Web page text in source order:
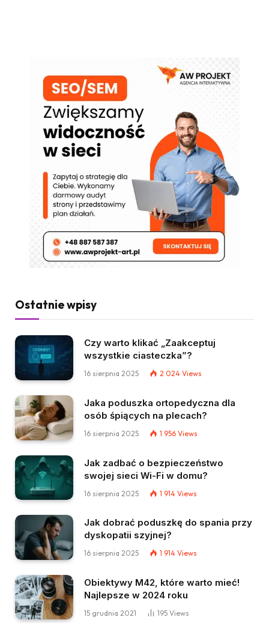
Ostatnie wpisy
Czy warto klikać „Zaakceptuj
wszystkie ciasteczka”?
16 sierpnia 2025 2 024 Views
Jaka poduszka ortopedyczna dla
osób śpiących na plecach?
16 sierpnia 2025 1 956 Views
Jak zadbać o bezpieczeństwo
swojej sieci Wi-Fi w domu?
16 sierpnia 2025 1 914 Views
Jak dobrać poduszkę do spania przy
dyskopatii szyjnej?
16 sierpnia 2025 1 914 Views
Obiektywy M42, które warto mieć!
Najlepsze w 2024 roku
15 grudnia 2021 195 Views